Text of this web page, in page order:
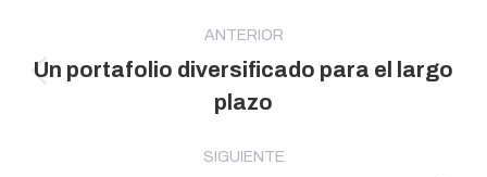
publicaciones
ANTERIOR
Publicación
anterior:
Un portafolio diversificado para el largo
plazo
SIGUIENTE